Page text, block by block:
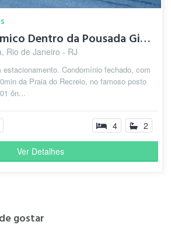
Quarto Econômico Dentro da Pousada Girassol 🌻
Rio de Janeiro - RJ
Condomínio fechado, com
da Praia do Recreio, no famoso posto
ôn...
4 2
Ver Detalhes
gostar